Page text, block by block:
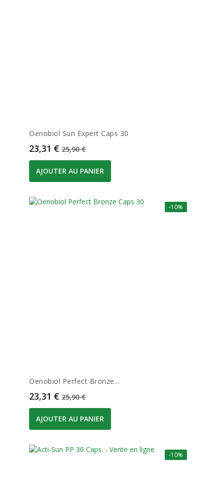
Oenobiol Sun Expert Caps 30
Prix
23,31 € Prix de base
25,90 €
AJOUTER AU PANIER
-10%
Oenobiol Perfect Bronze...
Prix
23,31 € Prix de base
25,90 €
AJOUTER AU PANIER
-10%